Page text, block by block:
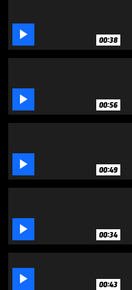
seconds
 00:38
 00:56
 00:49
 00:34
 00:43